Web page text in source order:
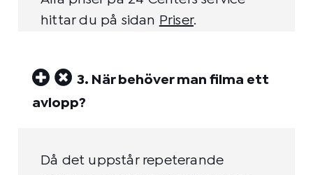
hittar du på sidan Priser.
3. När behöver man filma ett
avlopp?
Då det uppstår repeterande